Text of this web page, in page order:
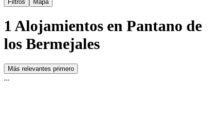
Filtros
Mapa
1 Alojamientos en Pantano de
los Bermejales
Más relevantes primero
...